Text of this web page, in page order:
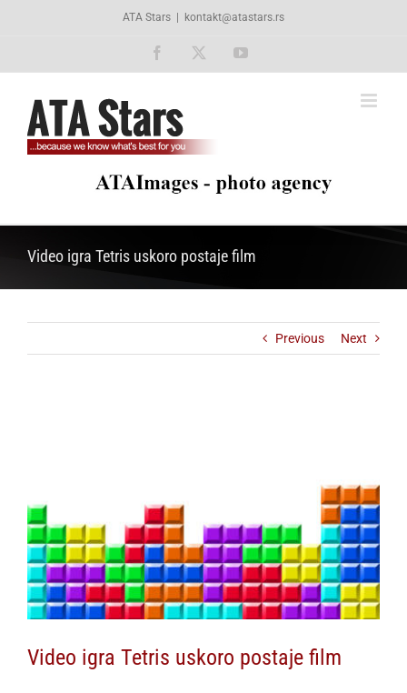
ATA Stars kontakt@atastars.rs
Facebook YouTube
Video igra Tetris uskoro postaje film
Previous Next
Video igra Tetris uskoro postaje film